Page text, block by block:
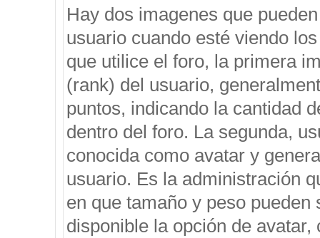
Hay dos imagenes que
usuario cuando esté viendo
que utilice el foro, la primera
(rank) del usuario,
puntos, indicando la cantidad
dentro del foro. La segunda,
conocida como avatar y
usuario. Es la administración
en que tamaño y peso
disponible la opción de